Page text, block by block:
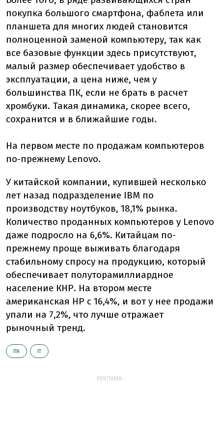
покупка большого смартфона, фаблета или
планшета для многих людей становится
полноценной заменой компьютеру, так как
все базовые функции здесь присутствуют,
малый размер обеспечивает удобство в
эксплуатации, а цена ниже, чем у
большинства ПК, если не брать в расчет
хромбуки. Такая динамика, скорее всего,
сохранится и в ближайшие годы.
На первом месте по продажам компьютеров
по-прежнему Lenovo.
У китайской компании, купившей несколько
лет назад подразделение IBM по
производству ноутбуков, 18,1% рынка.
Количество проданных компьютеров у Lenovo
даже подросло на 6,6%. Китайцам по-
прежнему проще выживать благодаря
стабильному спросу на продукцию, который
обеспечивает полуторамиллиардное
население КНР. На втором месте
американская HP с 16,4%, и вот у нее продажи
упали на 7,2%, что лучше отражает
рыночный тренд.
ПК ІТ
РЕКЛАМА: